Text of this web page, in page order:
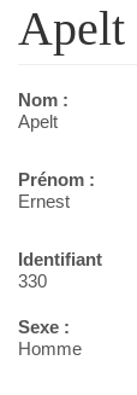
Apelt
Nom :
Apelt
Prénom :
Ernest
Identifiant
330
Sexe :
Homme